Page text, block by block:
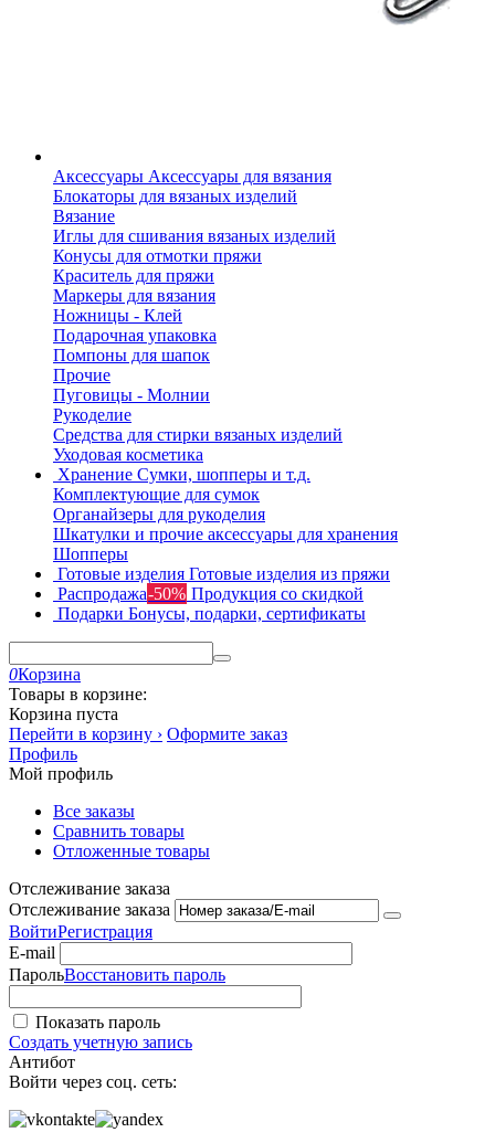
Аксессуары Аксессуары для вязания
Блокаторы для вязаных изделий
Вязание
Иглы для сшивания вязаных изделий
Конусы для отмотки пряжи
Краситель для пряжи
Маркеры для вязания
Ножницы - Клей
Подарочная упаковка
Помпоны для шапок
Прочие
Пуговицы - Молнии
Рукоделие
Средства для стирки вязаных изделий
Уходовая косметика
Хранение Сумки, шопперы и т.д.
Комплектующие для сумок
Органайзеры для рукоделия
Шкатулки и прочие аксессуары для хранения
Шопперы
Готовые изделия Готовые изделия из пряжи
Распродажа-50% Продукция со скидкой
Подарки Бонусы, подарки, сертификаты
0Корзина
Товары в корзине:
Корзина пуста
Перейти в корзину › Оформите заказ
Профиль
Мой профиль
Все заказы
Сравнить товары
Отложенные товары
Отслеживание заказа
Отслеживание заказа
ВойтиРегистрация
E-mail
ПарольВосстановить пароль
Показать пароль
Создать учетную запись
Антибот
Войти через соц. сеть: